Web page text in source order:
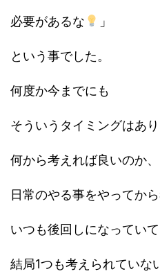
必要があるな 」
という事でした。
何度か今までにも
そういうタイミングはあり
何から考えれば良いのか、
日常のやる事をやってか
いつも後回しになっていて
結局1つも考えられていな